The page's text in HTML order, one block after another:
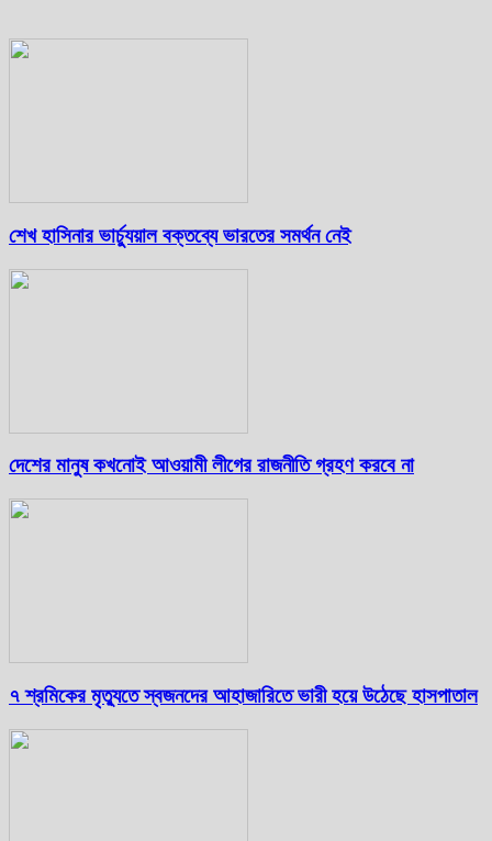
শেখ হাসিনার ভার্চ্যুয়াল বক্তব্যে ভারতের সমর্থন নেই
দেশের মানুষ কখনোই আওয়ামী লীগের রাজনীতি গ্রহণ করবে না
৭ শ্রমিকের মৃত্যুতে স্বজনদের আহাজারিতে ভারী হয়ে উঠেছে হাসপাতাল